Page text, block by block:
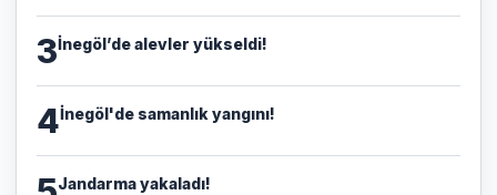
3İnegöl’de alevler yükseldi!
4İnegöl'de samanlık yangını!
Jandarma yakaladı!